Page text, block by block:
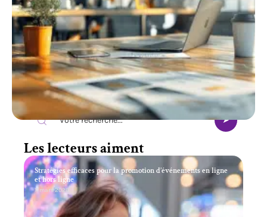
Recherche
Les lecteurs aiment
Stratégies efficaces pour la promotion d’événements en ligne
et hors ligne
11 mars 2026